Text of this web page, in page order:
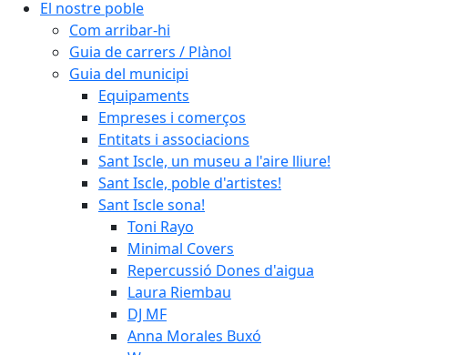
El nostre poble
Com arribar-hi
Guia de carrers / Plànol
Guia del municipi
Equipaments
Empreses i comerços
Entitats i associacions
Sant Iscle, un museu a l'aire lliure!
Sant Iscle, poble d'artistes!
Sant Iscle sona!
Toni Rayo
Minimal Covers
Repercussió Dones d'aigua
Laura Riembau
DJ MF
Anna Morales Buxó